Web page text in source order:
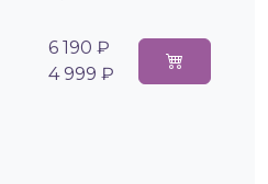
6 190 ₽
4 999 ₽